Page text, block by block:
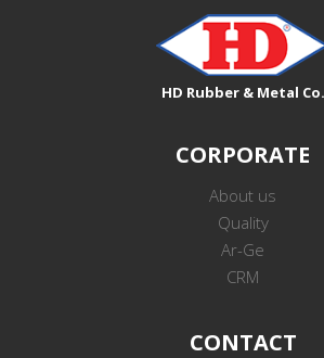
HD Rubber & Metal Co.
CORPORATE
About us
Quality
Ar-Ge
CRM
CONTACT